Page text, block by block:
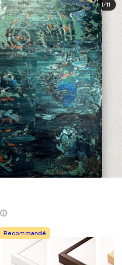
1/11
Recommandé